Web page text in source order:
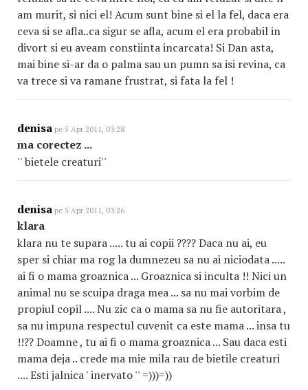
am murit, si nici el! Acum sunt bine si el la fel, daca era
ceva si se afla..ca sigur se afla, acum el era probabil in
divort si eu aveam constiinta incarcata! Si Dan asta,
mai bine si-ar da o palma sau un pumn sa isi revina, ca
va trece si va ramane frustrat, si fata la fel !
denisa pe 5 Apr 2011, 03:28
ma corectez ...
'' bietele creaturi''
denisa pe 5 Apr 2011, 03:26
klara
klara nu te supara ..... tu ai copii ???? Daca nu ai, eu
sper si chiar ma rog la dumnezeu sa nu ai niciodata .....
ai fi o mama groaznica ... Groaznica si inculta !! Nici un
animal nu se scuipa draga mea ... sa nu mai vorbim de
propiul copil .... Nu zic ca o mama sa nu fie autoritara ,
sa nu impuna respectul cuvenit ca este mama ... insa tu
!!?? Doamne , tu ai fi o mama groaznica ... Sau daca esti
mama deja .. crede ma mie mila rau de bietile creaturi
.... Esti jalnica ' inervato '' =)))=))